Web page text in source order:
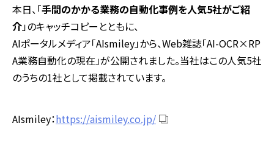
本日、「手間のかかる業務の自動化事例を人気5社がご紹
介」のキャッチコピーとともに、
AIポータルメディア「AIsmiley」から、Web雑誌「AI-OCR×RP
A業務自動化の現在」が公開されました。当社はこの人気5社
のうちの1社として掲載されています。
AIsmiley：https://aismiley.co.jp/